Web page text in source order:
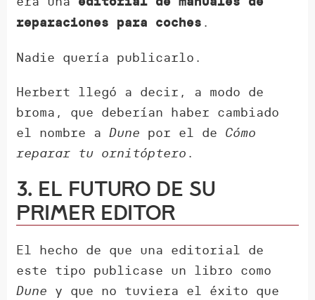
reparaciones para coches .
Nadie quería publicarlo.
Herbert llegó a decir, a modo de
broma, que deberían haber cambiado
el nombre aDune por el de Cómo
reparar tu ornitóptero .
3. El futuro de su
primer editor
El hecho de que una editorial de
este tipo publicase un libro como
Dune y que no tuviera el éxito que